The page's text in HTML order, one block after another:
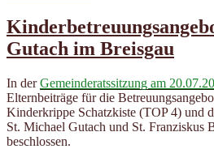
Gutach im Breisgau
In derGemeinderatssitzung am
Elternbeiträge für die
Kinderkrippe Schatzkiste (TOP 4) und
St. Michael Gutach und St. Franziskus
beschlossen.